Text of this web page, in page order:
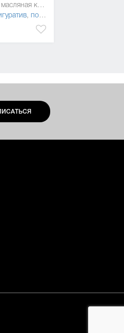
75 x 100 см, холст, масляная краска
, постмодернизм